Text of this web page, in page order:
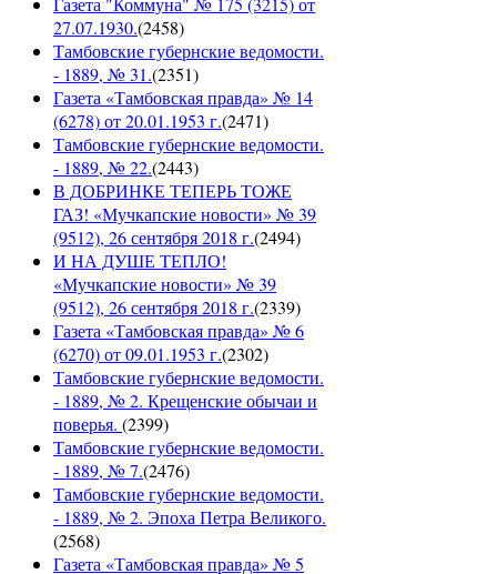
27.07.1930.(2458)
Тамбовские губернские ведомости.
- 1889, № 31.(2351)
Газета «Тамбовская правда» № 14
(6278) от 20.01.1953 г.(2471)
Тамбовские губернские ведомости.
- 1889, № 22.(2443)
В ДОБРИНКЕ ТЕПЕРЬ ТОЖЕ
ГАЗ! «Мучкапские новости» № 39
(9512), 26 сентября 2018 г.(2494)
И НА ДУШЕ ТЕПЛО!
«Мучкапские новости» № 39
(9512), 26 сентября 2018 г.(2339)
Газета «Тамбовская правда» № 6
(6270) от 09.01.1953 г.(2302)
Тамбовские губернские ведомости.
- 1889, № 2. Крещенские обычаи и
поверья. (2399)
Тамбовские губернские ведомости.
- 1889, № 7.(2476)
Тамбовские губернские ведомости.
- 1889, № 2. Эпоха Петра Великого.
(2568)
Газета «Тамбовская правда» № 5